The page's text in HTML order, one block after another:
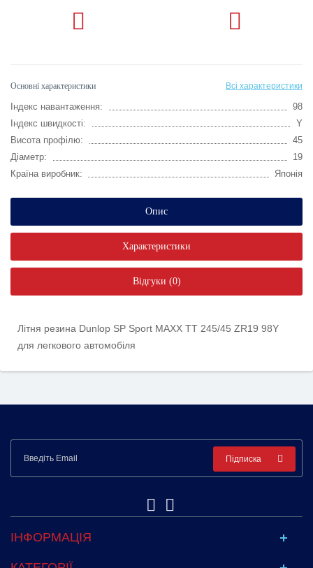
Основні характеристики Всі характеристики
Індекс навантаження:
98
Індекс швидкості:
Y
Висота профілю:
45
Діаметр:
19
Країна виробник:
Японія
Опис
Характеристики
Відгуки (0)
Літня резина Dunlop SP Sport MAXX TT 245/45 ZR19 98Y
для легкового автомобіля
Підписка
ІНФОРМАЦІЯ